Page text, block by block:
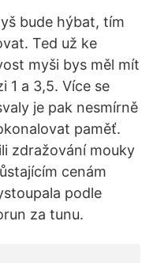
bude hýbat, tím
Ted už ke
myši bys měl mít
1 a 3,5. Více se
je pak nesmírně
paměť.
zdražování mouky
cenám
podle
za tunu.